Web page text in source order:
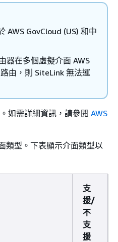
AWS GovCloud (US) 和中
器在多個虛擬介面 AWS
由，則 SiteLink 無法運
如需詳細資訊，請參閱 AWS
類型。下表顯示介面類型以
支
援/
不
支
援